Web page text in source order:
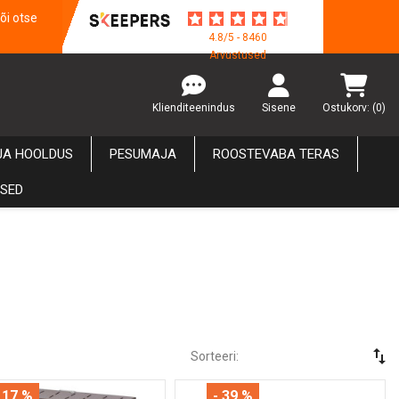
otse
4.8/5 - 8460
Arvustused
Klienditeenindus Sisene Ostukorv: (0)
HOOLDUS PESUMAJA ROOSTEVABA TERAS
Sorteeri: swap_vert